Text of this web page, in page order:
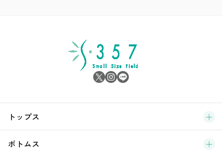
ブ
新
トップス
ボトムス